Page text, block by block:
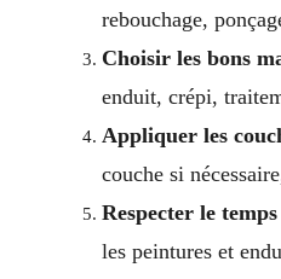
rebouchage,
Choisir les bons
enduit, crépi,
Appliquer les
couche si
Respecter le temps
les peintures et